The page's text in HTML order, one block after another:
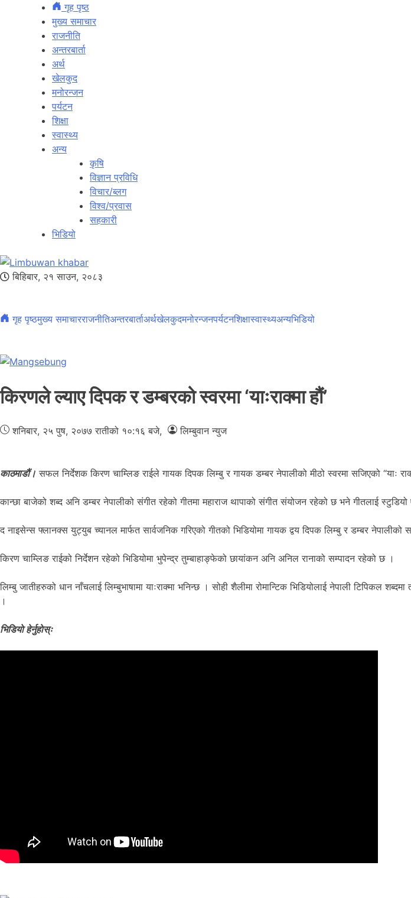
गृह पृष्ठ
मुख्य समाचार
राजनीति
अन्तरबार्ता
अर्थ
खेलकुद
मनोरन्जन
पर्यटन
शिक्षा
स्वास्थ्य
अन्य
कृषि
विज्ञान प्रविधि
विचार/ब्लग
विश्व/प्रवास
सहकारी
भिडियो
बिहिबार, २१ साउन, २०८३
गृह पृष्ठमुख्य समाचारराजनीतिअन्तरबार्ताअर्थखेलकुदमनोरन्जनपर्यटनशिक्षास्वास्थ्यअन्यभिडियो
किरणले ल्याए दिपक र डम्बरको स्वरमा ‘याःराक्मा हौं’
शनिबार, २५ पुष, २०७७रातीको १०:१६ बजे, लिम्बुवान न्युज
काठमाडौं। सफल निर्देशक किरण चाम्लिङ राईले गायक दिपक लिम्बु र गायक डम्बर नेपालीको मीठो स्वरमा सजिएको “याः
कान्छा बाजेको शब्द अनि डम्बर नेपालीको संगीत रहेको गीतमा महाराज थापाको संगीत संयोजन रहेको छ भने गीतलाई
द नाइसेन्स फ्लानक्स युट्युब च्यानल मार्फत सार्वजनिक गरिएको गीतको भिडियोमा गायक द्वय दिपक लिम्बु र डम्बर
किरण चाम्लिङ राईको निर्देशन रहेको भिडियोमा भुपेन्द्र तुम्बाहाङ्फेको छायांकन अनि अनिल रानाको सम्पादन रहेको छ ।
लिम्बु जातीहरुको धान नाँचलाई लिम्बुभाषामा याःराक्मा भनिन्छ । सोही शैलीमा रोमान्टिक भिडियोलाई नेपाली टिपिकल
।
भिडियाे हेर्नुहाेस्ः